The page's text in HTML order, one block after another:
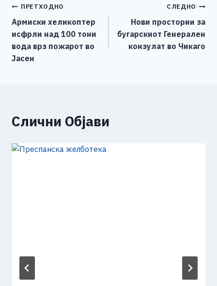
b
o
o
k
n
g
er
p
Li
n
k
Навигација
на
напис
ПРЕТХОДНО
Армиски хеликоптер
исфрли над 100 тони
вода врз пожарот во
Јасен
СЛЕДНО
Нови простории за
бугарскиот Генерален
конзулат во Чикаго
Слични Објави